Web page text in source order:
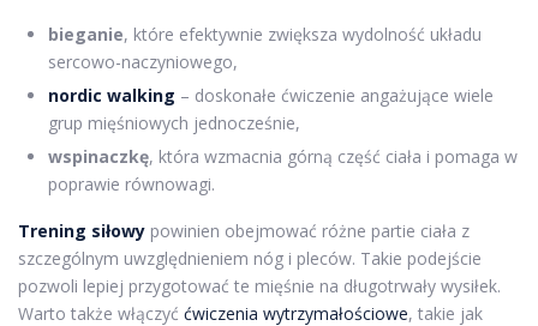
bieganie, które efektywnie zwiększa wydolność układu
sercowo-naczyniowego,
nordic walking – doskonałe ćwiczenie angażujące wiele
grup mięśniowych jednocześnie,
wspinaczkę, która wzmacnia górną część ciała i pomaga w
poprawie równowagi.
Trening siłowy powinien obejmować różne partie ciała z
szczególnym uwzględnieniem nóg i pleców. Takie podejście
pozwoli lepiej przygotować te mięśnie na długotrwały wysiłek.
Warto także włączyć ćwiczenia wytrzymałościowe, takie jak